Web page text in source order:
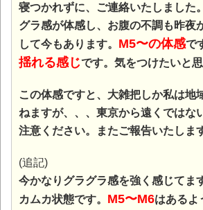
寝つかれずに、ご連絡いたしました
グラ感が体感し、お腹の不調も昨夜
して今もあります。 M5〜の体感で
揺れる感じです。気をつけたいと思
この体感ですと、大雑把しか私は地
ねますが、、、東京から遠くではな
注意ください。またご報告いたしま
(追記)
今かなりグラグラ感を強く感じてま
カムカ状態です。 M5〜M6はある